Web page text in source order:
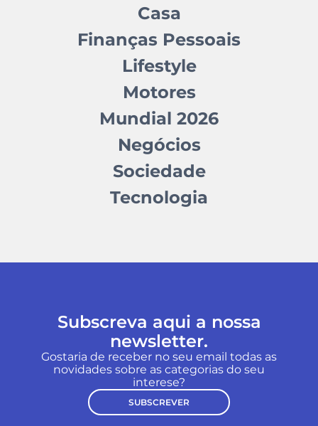
Casa
Finanças Pessoais
Lifestyle
Motores
Mundial 2026
Negócios
Sociedade
Tecnologia
Subscreva aqui a nossa
newsletter.
Gostaria de receber no seu email todas as
novidades sobre as categorias do seu
interese?
SUBSCREVER